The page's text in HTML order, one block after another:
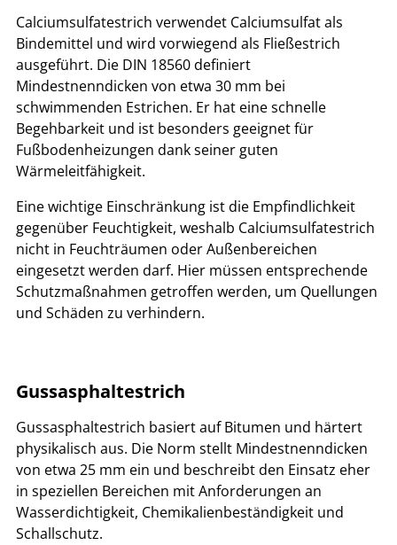
Calciumsulfatestrich verwendet Calciumsulfat als
Bindemittel und wird vorwiegend als Fließestrich
ausgeführt. Die DIN 18560 definiert
Mindestnenndicken von etwa 30 mm bei
schwimmenden Estrichen. Er hat eine schnelle
Begehbarkeit und ist besonders geeignet für
Fußbodenheizungen dank seiner guten
Wärmeleitfähigkeit.
Eine wichtige Einschränkung ist die Empfindlichkeit
gegenüber Feuchtigkeit, weshalb Calciumsulfatestrich
nicht in Feuchträumen oder Außenbereichen
eingesetzt werden darf. Hier müssen entsprechende
Schutzmaßnahmen getroffen werden, um Quellungen
und Schäden zu verhindern.
Gussasphaltestrich
Gussasphaltestrich basiert auf Bitumen und härtert
physikalisch aus. Die Norm stellt Mindestnenndicken
von etwa 25 mm ein und beschreibt den Einsatz eher
in speziellen Bereichen mit Anforderungen an
Wasserdichtigkeit, Chemikalienbeständigkeit und
Schallschutz.